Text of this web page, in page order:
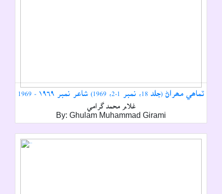
ٽماھي مھراڻ (جلد 18، نمبر 1-2، 1969) شاعر نمبر ۱۹٦۹ - 1969
غلام محمد گرامي
By: Ghulam Muhammad Girami